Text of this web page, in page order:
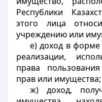
Республики
этого лица
учреждению или
е) доход в
реализации,
права
прав или имущества;
ж) доход,